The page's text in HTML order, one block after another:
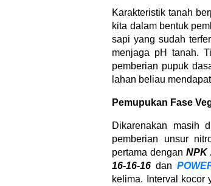
Karakteristik tanah
kita dalam bentuk
sapi yang sudah
menjaga pH tanah.
pemberian pupuk
lahan beliau
Pemupukan Fase
Dikarenakan masih
pemberian unsur
pertama denganNPK
16-16-16 dan
kelima. Interval kocor